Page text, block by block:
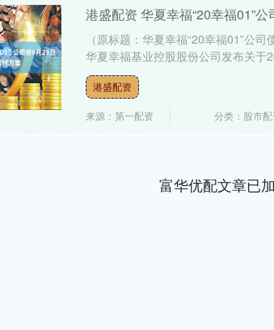
港盛配资 华夏幸福“20幸福01”
（原标题：华夏幸福“20幸福01”公
华夏幸福基业控股股份公司发布关于
港盛配资
来源：第一配资 分类：股市配
富华优配文章已